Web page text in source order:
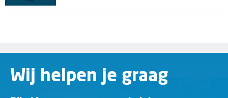
Wij helpen je graag